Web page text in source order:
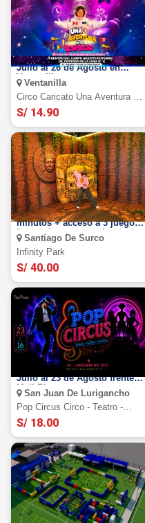
Circo Caricato 2026: Del 17 de
Julio al 26 de Agosto en
Ventanilla
Ventanilla
Circo Caricato Una Aventura En
El Espacio
S/ 14.90
Pulsera Full Pass de 60
minutos + acceso a 3 juegos
interactivos + garra humana.
un fascinante viaje bajo el
mar, lleno de colores,
misterios y más
Santiago De Surco
Infinity Park
S/ 40.00
Pop Circus 2026: Del 23 de
Julio al 23 de Agosto frente al
Mall Plaza
San Juan De Lurigancho
Pop Circus Circo - Teatro -
Musical
S/ 18.00